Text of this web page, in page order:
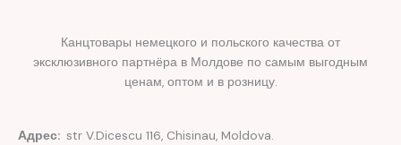
Канцтовары немецкого и польского качества от
эксклюзивного партнёра в Молдове по самым выгодным
ценам, оптом и в розницу.
Адрес: str V.Dicescu 116, Chisinau, Moldova.